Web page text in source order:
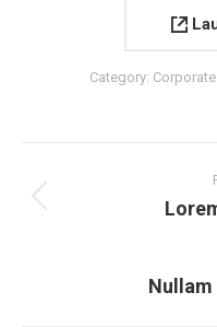
Category:
navigation